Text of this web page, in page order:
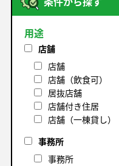
用途
店舗
店舗
店舗（飲食可）
居抜店舗
店舗付き住居
店舗（一棟貸し）
事務所
事務所